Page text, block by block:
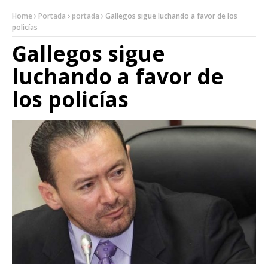
Home Portada portada
Gallegos sigue luchando a favor de los
policías
Gallegos sigue
luchando a favor de
los policías